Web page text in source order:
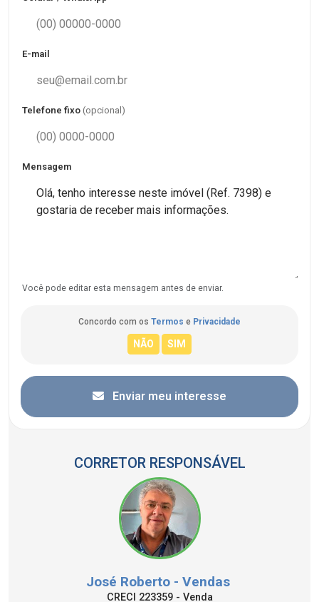
E-mail
Telefone fixo (opcional)
Mensagem
Você pode editar esta mensagem antes de enviar.
Concordo com os Termos e Privacidade
Enviar meu interesse
CORRETOR RESPONSÁVEL
José Roberto - Vendas
CRECI 223359 - Venda